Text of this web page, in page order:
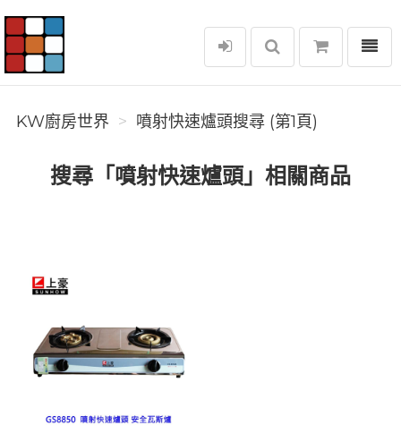
KW廚房世界
選單
KW廚房世界 噴射快速爐頭搜尋 (第1頁)
搜尋「噴射快速爐頭」相關商品